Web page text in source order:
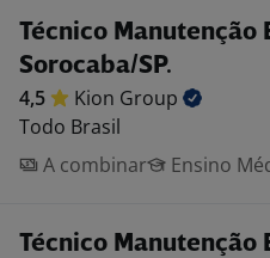
Técnico
Sorocaba/SP.
4,5 Kion Group
Todo Brasil
A combinar
Ensino
Técnico